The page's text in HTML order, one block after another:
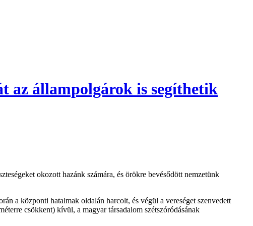
az állampolgárok is segíthetik
okozott hazánk számára, és örökre bevésődött nemzetünk
a központi hatalmak oldalán harcolt, és végül a vereséget szenvedett
csökkent) kívül, a magyar társadalom szétszóródásának